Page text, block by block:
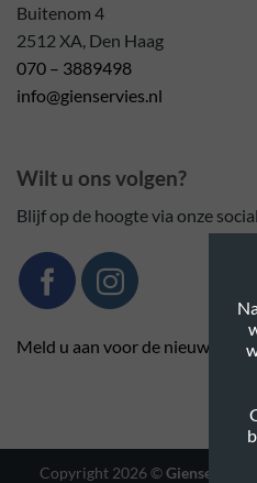
Buitenom 4
2512 XA, Den Haag
070 – 3889498
info@gienservies.nl
Wilt u ons volgen?
Blijf op de hoogte via onze
Meld u aan voor de nieuwsbrief
Copyright 2026 ©Gienservies.nl